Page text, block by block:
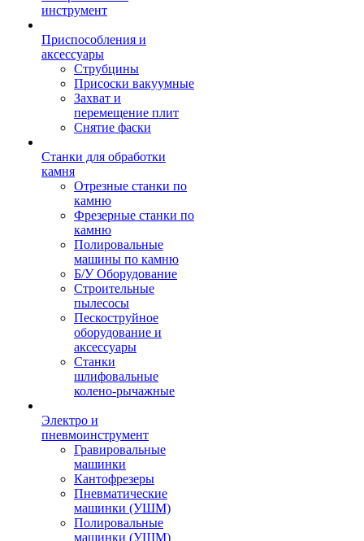
инструмент
Приспособления и
аксессуары
Струбцины
Присоски вакуумные
Захват и
перемещение плит
Снятие фаски
Станки для обработки
камня
Отрезные станки по
камню
Фрезерные станки по
камню
Полировальные
машины по камню
Б/У Оборудование
Строительные
пылесосы
Пескоструйное
оборудование и
аксессуары
Станки
шлифовальные
колено-рычажные
Электро и
пневмоинструмент
Гравировальные
машинки
Кантофрезеры
Пневматические
машинки (УШМ)
Полировальные
машинки (УШМ)